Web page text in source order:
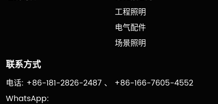
工程照明
电气配件
场景照明
联系方式
电话: +86-181-2826-2487 、 +86-166-7605-4552
WhatsApp: